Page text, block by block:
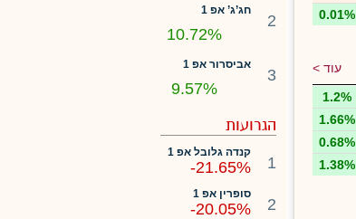
0.01%
עוד >
1.2%
1.66%
0.68%
1.38%
2
חג’ג’ אפ 1
10.72%
3
אביסרור אפ 1
9.57%
הגרועות
1
קנדה גלובל אפ 1
-21.65%
2
סופרין אפ 1
-20.05%